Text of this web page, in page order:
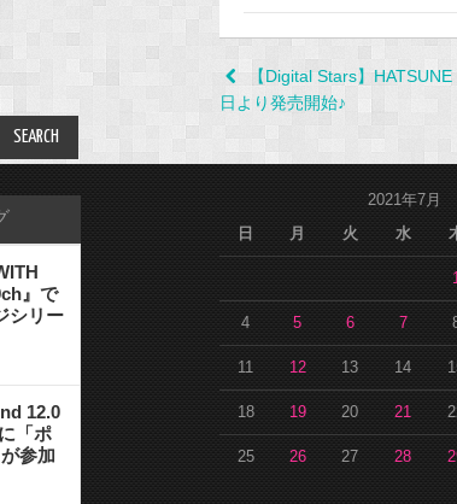
Post
navigation
【Digital Stars】
日より発売開始♪
』で
シリー
12.0
「ポ
参加
2021年7月
日
月 火 水
1
4 5 6 7
11 12 13 14
18 19 20 21
25 26 27 28